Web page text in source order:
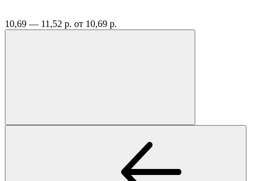
10,69 — 11,52 р. от 10,69 р.